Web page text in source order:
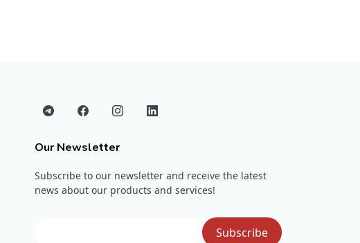
Our Newsletter
Subscribe to our newsletter and receive the latest
news about our products and services!